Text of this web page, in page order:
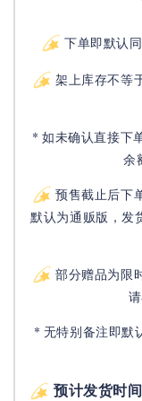
下单即默认
架上库存不等
* 如未确认直接下
余
预售截止后下
默认为通贩版，发
部分赠品为限
* 无特别备注即默
预计发货时间